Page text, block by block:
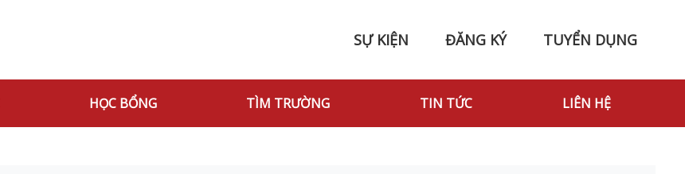
SỰ KIỆN ĐĂNG KÝ TUYỂN DỤNG
HỌC BỔNG TÌM TRƯỜNG TIN TỨC LIÊN HỆ